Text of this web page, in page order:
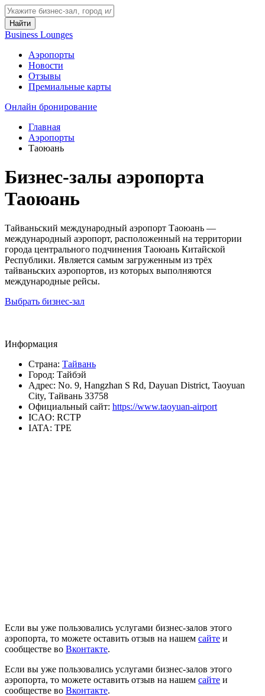
Найти
Business Lounges
Аэропорты
Новости
Отзывы
Премиальные карты
Онлайн бронирование
Главная
Аэропорты
Таоюань
Бизнес-залы аэропорта
Таоюань
Тайваньский международный аэропорт Таоюань —
международный аэропорт, расположенный на территории
города центрального подчинения Таоюань Китайской
Республики. Является самым загруженным из трёх
тайваньских аэропортов, из которых выполняются
международные рейсы.
Выбрать бизнес-зал
Информация
Страна: Тайвань
Город: Тайбэй
Адрес: No. 9, Hangzhan S Rd, Dayuan District, Taoyuan
City, Тайвань 33758
Официальный сайт: https://www.taoyuan-airport
ICAO: RCTP
IATA: TPE
Если вы уже пользовались услугами бизнес-залов этого
аэропорта, то можете оставить отзыв на нашем сайте и
сообществе во Вконтакте.
Если вы уже пользовались услугами бизнес-залов этого
аэропорта, то можете оставить отзыв на нашем сайте и
сообществе во Вконтакте.